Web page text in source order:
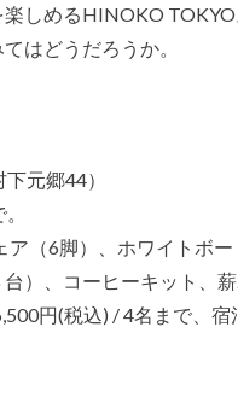
しめるHINOKO
はどうだろうか。
元郷44）
（6脚）、ホワイトボ
）、コーヒーキット、
円(税込) / 4名まで、